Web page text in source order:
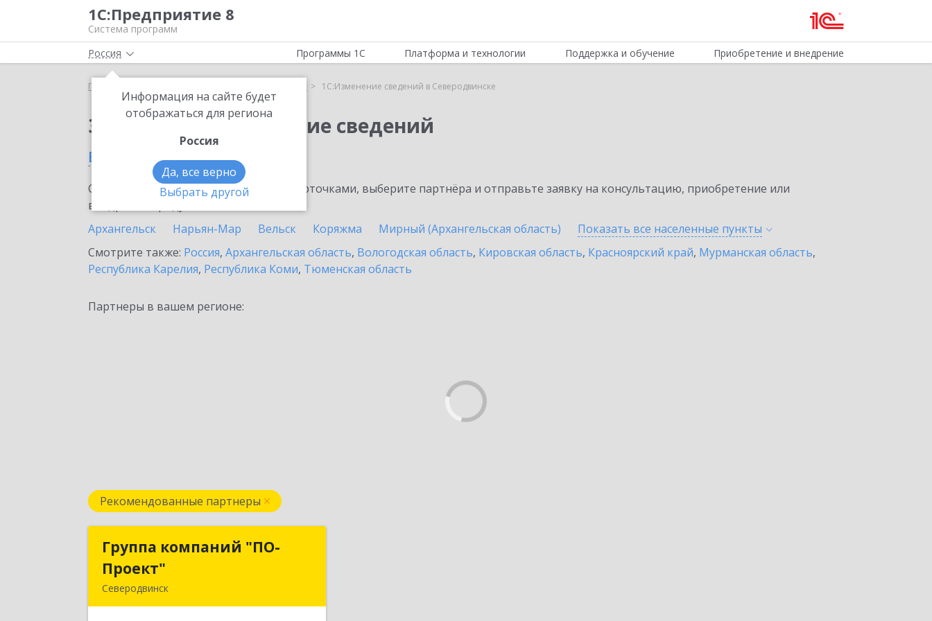
1С:Предприятие 8
Система программ
Россия
Информация на сайте будет
отображаться для региона
Россия
Да, все верно
Выбрать другой
Программы 1С Платформа и технологии Поддержка и обучение Приобретение и внедрение
Главная 1С:Изменение сведений в Северодвинске
Заказать 1С:Изменение сведений
в Северодвинске
Ознакомьтесь с информационными карточками, выберите партнёра и отправьте заявку на консультацию, приобретение или
внедрение продукта.
Архангельск
Нарьян-Мар Вельск Коряжма Мирный (Архангельская область) Показать все населенные пункты
Смотрите также: Россия, Архангельская область, Вологодская область, Кировская область, Красноярский край, Мурманская область,
Республика Карелия, Республика Коми, Тюменская область
Партнеры в вашем регионе:
Рекомендованные партнеры
Группа компаний "ПО-
Проект"
Северодвинск
Группа компаний "ПО-